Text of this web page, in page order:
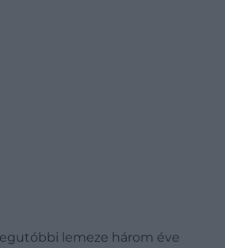
lemeze három éve